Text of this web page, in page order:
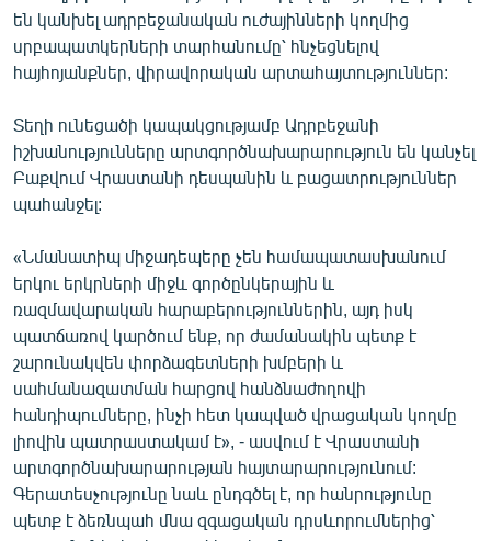
«Ազատության» բոլոր կայքերը
են կանխել ադրբեջանական ուժայինների կողմից
սրբապատկերների տարհանումը՝ հնչեցնելով
հայհոյանքներ, վիրավորական արտահայտություններ:
Տեղի ունեցածի կապակցությամբ Ադրբեջանի
իշխանությունները արտգործնախարարություն են կանչել
Բաքվում Վրաստանի դեսպանին և բացատրություններ
պահանջել:
«Նմանատիպ միջադեպերը չեն համապատասխանում
երկու երկրների միջև գործընկերային և
ռազմավարական հարաբերություններին, այդ իսկ
պատճառով կարծում ենք, որ ժամանակին պետք է
շարունակվեն փորձագետների խմբերի և
սահմանազատման հարցով հանձնաժողովի
հանդիպումները, ինչի հետ կապված վրացական կողմը
լիովին պատրաստակամ է», - ասվում է Վրաստանի
արտգործնախարարության հայտարարությունում:
Գերատեսչությունը նաև ընդգծել է, որ հանրությունը
պետք է ձեռնպահ մնա զգացական դրսևորումներից՝